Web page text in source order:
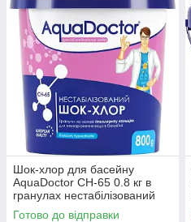
Шок-хлор для басейну
AquaDoctor CH-65 0.8 кг в
гранулах нестабілізований
Готово до відправки